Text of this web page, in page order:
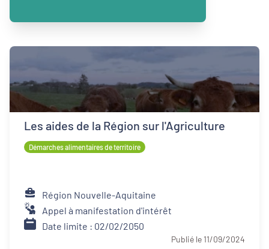
Les aides de la Région sur l'Agriculture
Démarches alimentaires de territoire
Région Nouvelle-Aquitaine
Appel à manifestation d'intérêt
Date limite : 02/02/2050
Publié le 11/09/2024